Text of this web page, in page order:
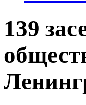
139